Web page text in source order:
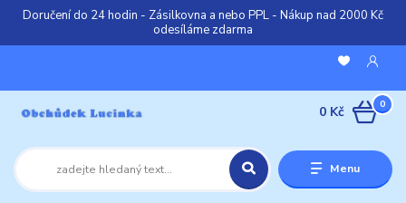
Doručení do 24 hodin - Zásilkovna a nebo PPL - Nákup nad 2000 Kč
odesíláme zdarma
Menu
0
0 Kč